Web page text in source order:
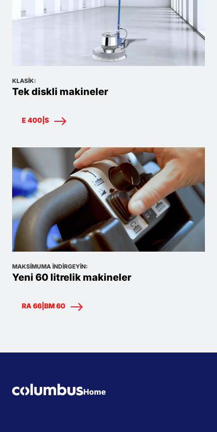
KLASIK:
Tek diskli makineler
E 400|S
MAKSIMUMA INDIRGEYIN:
Yeni 60 litrelik makineler
RA 66|BM 60
Home